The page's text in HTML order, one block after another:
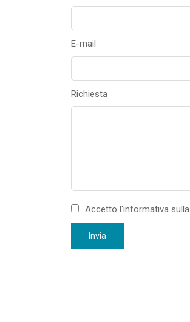
E-mail
Richiesta
Accetto l'informativa sulla
Invia